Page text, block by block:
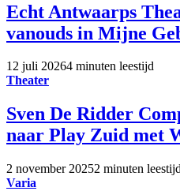
Echt Antwaarps
vanouds in Mijne
12 juli 20264 minuten leestijd
Theater
Sven De Ridder
naar Play Zuid met
2 november 20252 minuten leestijd
Varia